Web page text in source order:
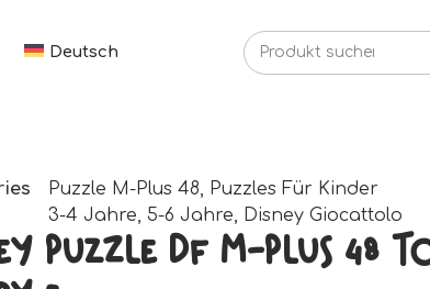
Deutsch
Puzzle M-Plus 48, Puzzles Für Kinder
3-4 Jahre, 5-6 Jahre, Disney Giocattolo
Puzzle Df M-Plus 48